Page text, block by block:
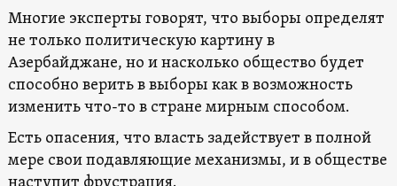
Многие эксперты говорят, что выборы определят
не только политическую картину в
Азербайджане, но и насколько общество будет
способно верить в выборы как в возможность
изменить что-то в стране мирным способом.
Есть опасения, что власть задействует в полной
мере свои подавляющие механизмы, и в обществе